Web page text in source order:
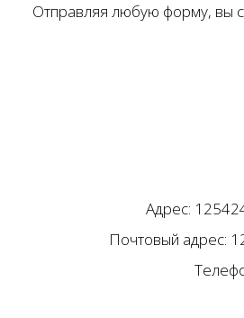
Отправляя любую форму, вы
Адрес:
Почтовый адрес: